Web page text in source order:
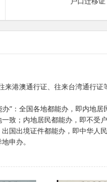
来港澳通行证、往来台湾通行证
”：全国各地都能办，即内地居
致；内地居民都能办，即不受
国出境证件都能办，即中华人
申办。